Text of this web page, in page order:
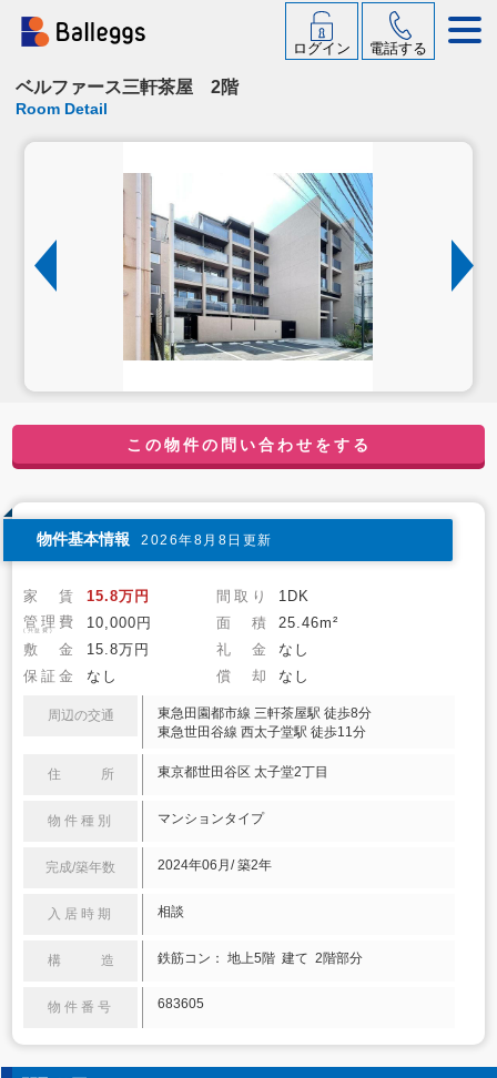
ログイン 電話する
ベルファース三軒茶屋 2階
Room Detail
この物件の問い合わせをする
物件基本情報 2026年8月8日更新
家 賃 15.8万円 間取り
1DK
管理費
(共益費) 10,000円 面 積
25.46m²
敷 金
15.8万円 礼 金
なし
保証金
なし 償 却 なし
周辺の交通
東急田園都市線 三軒茶屋駅 徒歩8分
東急世田谷線 西太子堂駅 徒歩11分
住 所 東京都世田谷区 太子堂2丁目
物件種別 マンションタイプ
完成/築年数 2024年06月/ 築2年
入居時期 相談
構 造 鉄筋コン： 地上5階 建て 2階部分
物件番号 683605